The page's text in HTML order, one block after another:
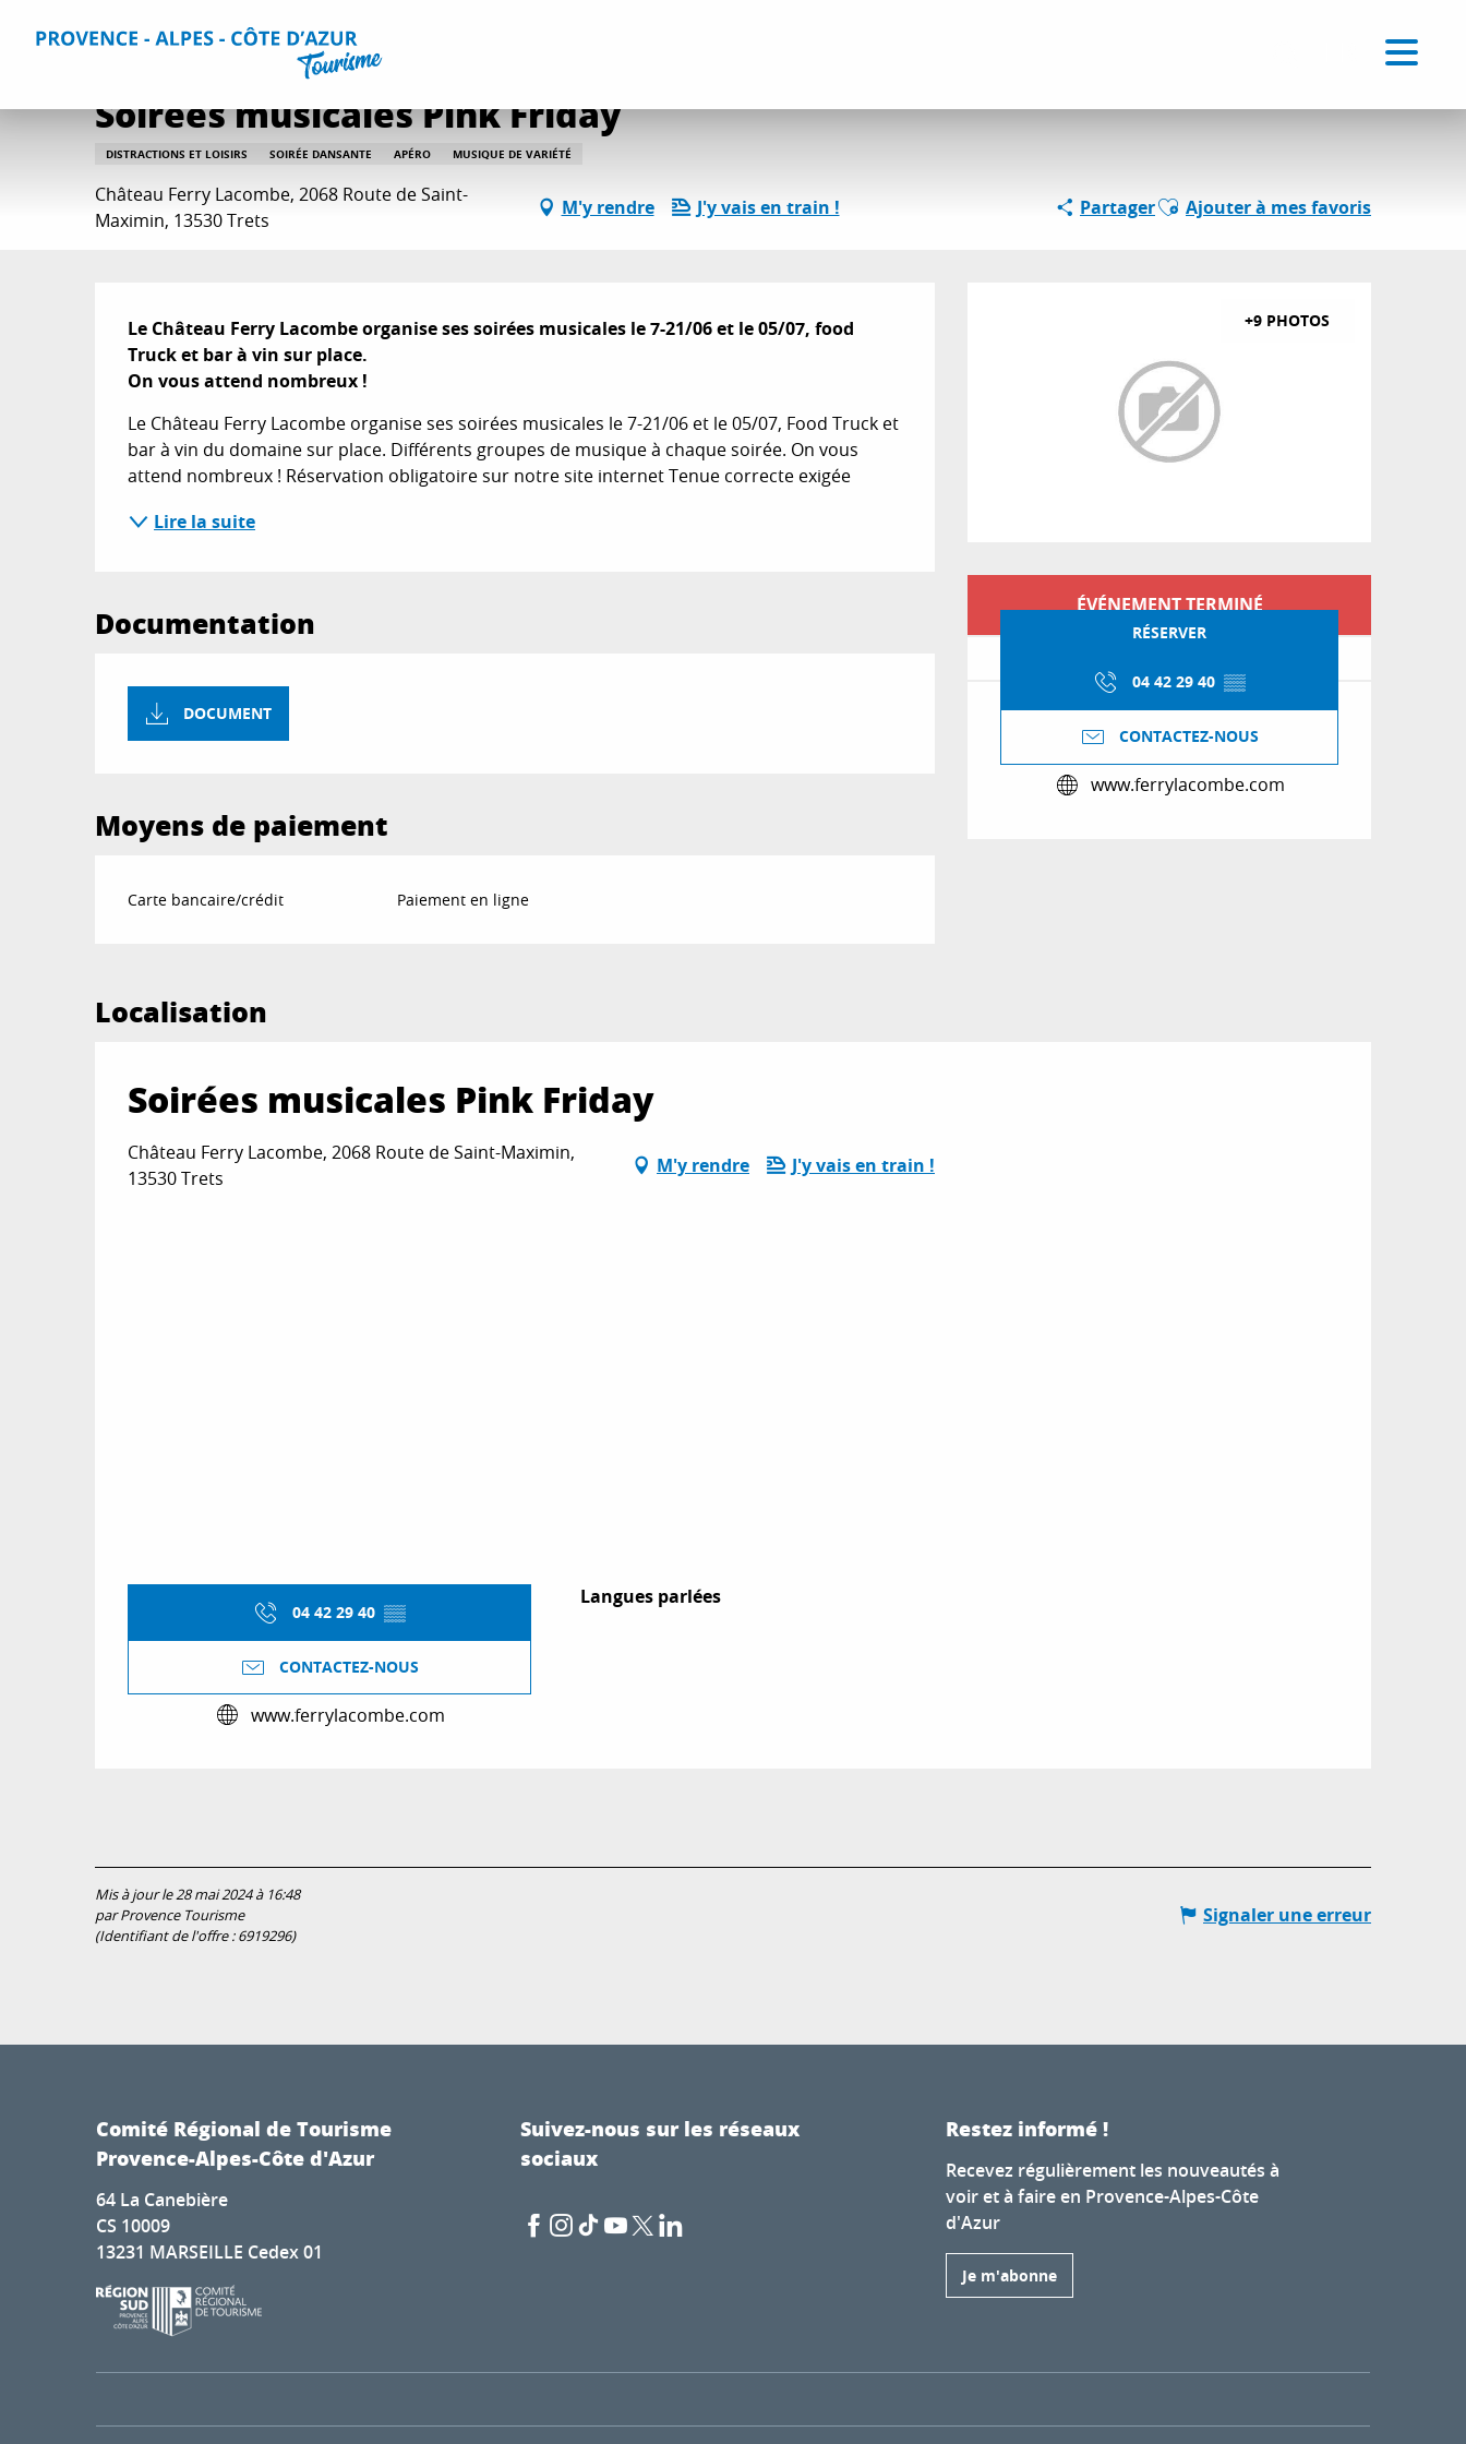
Accueil Que faire ? Sorties & Agenda
Soirées musicales Pink Friday
DISTRACTIONS ET LOISIRS SOIRÉE DANSANTE APÉRO MUSIQUE DE VARIÉTÉ
Château Ferry Lacombe, 2068 Route de Saint-
Maximin, 13530 Trets
M'y rendre J'y vais en train ! PartagerAjouter aux favoris
Ajouter à mes favoris
+9 PHOTOS
Ouverture et
ÉVÉNEMENT TERMINÉ
RÉSERVER
04 42 29 40 ▒▒
CONTACTEZ-NOUS
www.ferrylacombe.com
Description
Le Château Ferry Lacombe organise ses soirées musicales le 7-21/06 et le 05/07, food
Truck et bar à vin sur place.
On vous attend nombreux !
Le Château Ferry Lacombe organise ses soirées musicales le 7-21/06 et le 05/07, Food Truck et
bar à vin du domaine sur place. Différents groupes de musique à chaque soirée. On vous
attend nombreux ! Réservation obligatoire sur notre site internet Tenue correcte exigée
Lire la suite
Documentation
DOCUMENT
Moyens de paiement
Carte bancaire/crédit Paiement en ligne
Localisation
Soirées musicales Pink Friday
Château Ferry Lacombe, 2068 Route de Saint-Maximin,
13530 Trets
M'y rendre J'y vais en train !
04 42 29 40 ▒▒
CONTACTEZ-NOUS
www.ferrylacombe.com
Langues parlées
Langues parlées
Mis à jour le 28 mai 2024 à 16:48
par Provence Tourisme
(Identifiant de l'offre :6919296)
Signaler une erreur
Comité Régional de Tourisme
Provence-Alpes-Côte d'Azur
64 La Canebière
CS 10009
13231 MARSEILLE Cedex 01
Suivez-nous sur les réseaux
sociaux
Restez informé !
Recevez régulièrement les nouveautés à
voir et à faire en Provence-Alpes-Côte
d'Azur
Je m'abonne